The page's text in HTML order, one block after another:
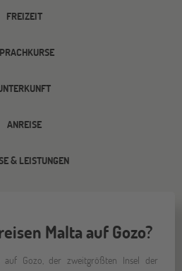
FREIZEIT
ANREISE
& LEISTUNGEN
Malta auf Gozo?
auf Gozo, der zweitgrößten Insel der